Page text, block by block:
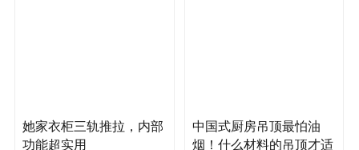
她家衣柜三轨推拉，内部
功能超实用
中国式厨房吊顶最怕油
烟！什么材料的吊顶才适